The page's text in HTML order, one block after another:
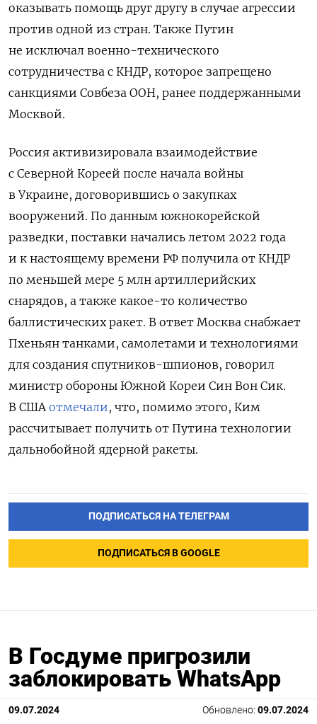
оказывать помощь друг другу в случае агрессии
против одной из стран. Также Путин
не исключал военно-технического
сотрудничества с КНДР, которое запрещено
санкциями Совбеза ООН, ранее поддержанными
Москвой.
Россия активизировала взаимодействие
с Северной Кореей после начала войны
в Украине, договорившись о закупках
вооружений. По данным южнокорейской
разведки, поставки начались летом 2022 года
и к настоящему времени РФ получила от КНДР
по меньшей мере 5 млн артиллерийских
снарядов, а также какое-то количество
баллистических ракет. В ответ Москва снабжает
Пхеньян танками, самолетами и технологиями
для создания спутников-шпионов, говорил
министр обороны Южной Кореи Син Вон Сик.
В СШАотмечали, что, помимо этого, Ким
рассчитывает получить от Путина технологии
дальнобойной ядерной ракеты.
ПОДПИСАТЬСЯ НА ТЕЛЕГРАМ
ПОДПИСАТЬСЯ В GOOGLE
В Госдуме пригрозили
заблокировать WhatsApp
09.07.2024 Обновлено: 09.07.2024